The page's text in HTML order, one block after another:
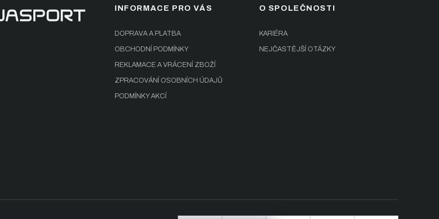
INFORMACE PRO VÁS
DOPRAVA A PLATBA
OBCHODNÍ PODMÍNKY
REKLAMACE A VRÁCENÍ ZBOŽÍ
ZPRACOVÁNÍ OSOBNÍCH ÚDAJŮ
PODMÍNKY AKCÍ
O SPOLEČNOSTI
KARIÉRA
NEJČASTĚJŠÍ OTÁZKY